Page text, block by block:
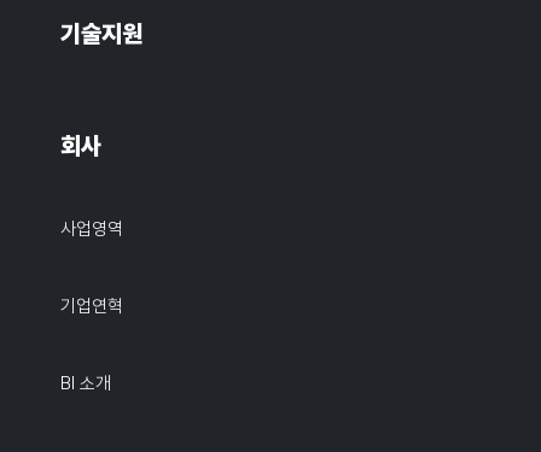
기술지원
회사
사업영역
기업연혁
BI 소개